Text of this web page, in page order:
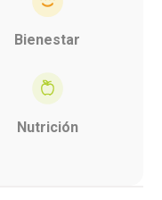
Bienestar
Nutrición